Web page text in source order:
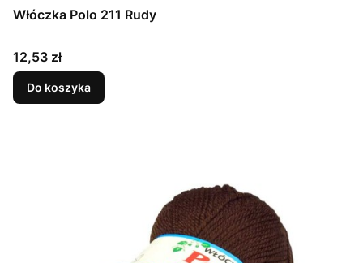
Włóczka Polo 211 Rudy
Cena
12,53 zł
Do koszyka